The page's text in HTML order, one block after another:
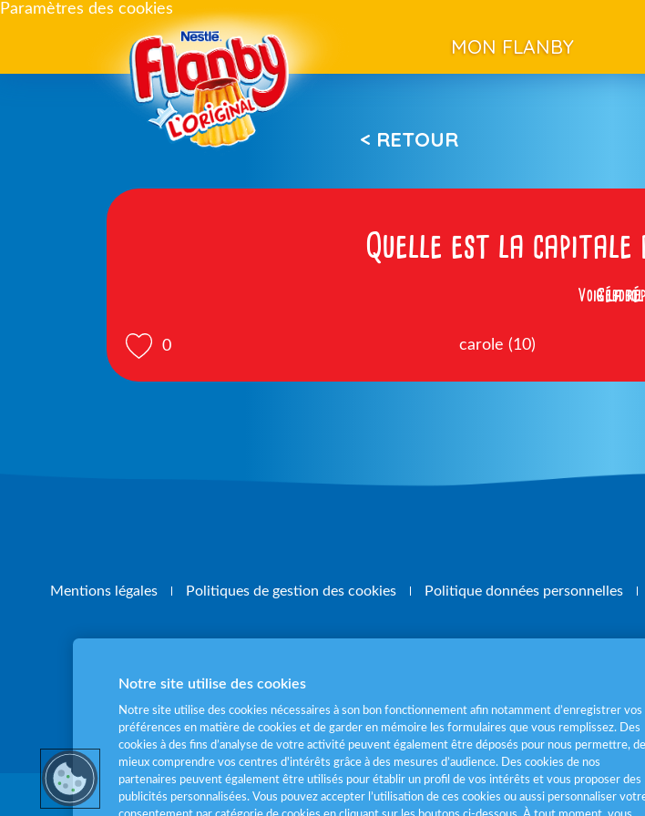
Paramètres des cookies
MON FLANBY
< RETOUR
Quelle est la capitale
Voir la
0 carole (10)
Mentions légales Politiques de gestion des cookies Politique données personnelles
Pour votre santé, mangez 5 fruits et
Notre site utilise des cookies
Notre site utilise des cookies nécessaires à son bon fonctionnement afin notamment d’enregistrer vos
préférences en matière de cookies et de garder en mémoire les formulaires que vous remplissez. Des
cookies à des fins d’analyse de votre activité peuvent également être déposés pour nous permettre, de
mieux comprendre vos centres d'intérêts grâce à des mesures d’audience. Des cookies de nos
partenaires peuvent également être utilisés pour établir un profil de vos intérêts et vous proposer des
publicités personnalisées. Vous pouvez accepter l’utilisation de ces cookies ou aussi personnaliser